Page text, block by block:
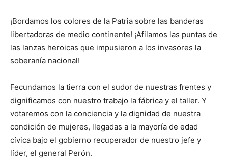
¡Bordamos los colores de la Patria sobre las banderas
libertadoras de medio continente! ¡Afilamos las puntas de
las lanzas heroicas que impusieron a los invasores la
soberanía nacional!
Fecundamos la tierra con el sudor de nuestras frentes y
dignificamos con nuestro trabajo la fábrica y el taller. Y
votaremos con la conciencia y la dignidad de nuestra
condición de mujeres, llegadas a la mayoría de edad
cívica bajo el gobierno recuperador de nuestro jefe y
líder, el general Perón.